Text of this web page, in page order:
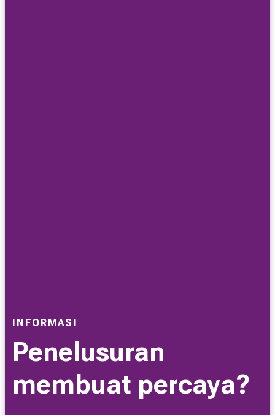
INFORMASI
Penelusuran
membuat percaya?